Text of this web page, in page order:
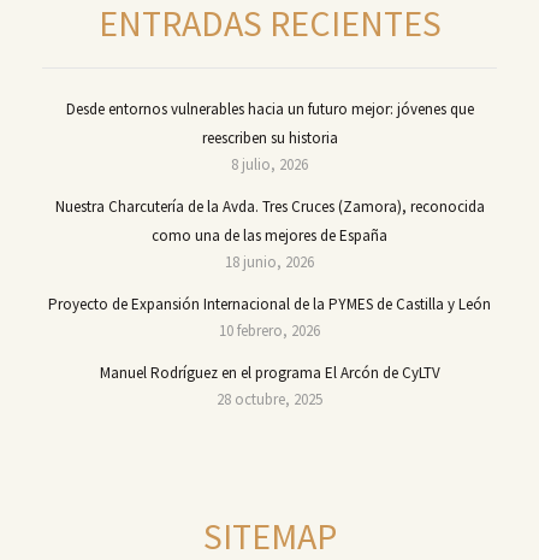
ENTRADAS RECIENTES
Desde entornos vulnerables hacia un futuro mejor: jóvenes que
reescriben su historia
8 julio, 2026
Nuestra Charcutería de la Avda. Tres Cruces (Zamora), reconocida
como una de las mejores de España
18 junio, 2026
Proyecto de Expansión Internacional de la PYMES de Castilla y León
10 febrero, 2026
Manuel Rodríguez en el programa El Arcón de CyLTV
28 octubre, 2025
SITEMAP